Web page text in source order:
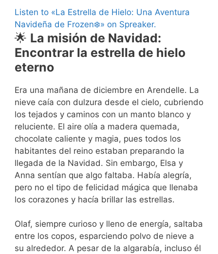
Listen to «La Estrella de Hielo: Una Aventura
Navideña de Frozen❄️» on Spreaker.
🌟 La misión de Navidad:
Encontrar la estrella de hielo
eterno
Era una mañana de diciembre en Arendelle. La
nieve caía con dulzura desde el cielo, cubriendo
los tejados y caminos con un manto blanco y
reluciente. El aire olía a madera quemada,
chocolate caliente y magia, pues todos los
habitantes del reino estaban preparando la
llegada de la Navidad. Sin embargo, Elsa y
Anna sentían que algo faltaba. Había alegría,
pero no el tipo de felicidad mágica que llenaba
los corazones y hacía brillar las estrellas.
Olaf, siempre curioso y lleno de energía, saltaba
entre los copos, esparciendo polvo de nieve a
su alrededor. A pesar de la algarabía, incluso él